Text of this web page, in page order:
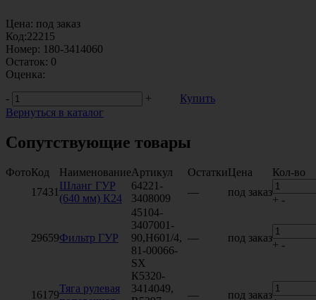
Цена: под заказ
Код:22215
Номер: 180-3414060
Остаток: 0
Оценка:
-
+
Купить
Вернуться в каталог
Сопутствующие товары
ФотоКод НаименованиеАртикул ОстаткиЦена
Кол-во
17431
Шланг ГУР
(640 мм) К24
64221-
3408009
— под заказ
+ -
29659Фильтр ГУР
45104-
3407001-
90,H601/4,
81-00066-
SX
— под заказ
+ -
16179
Тяга рулевая
К5320-
3414049,
— под заказ